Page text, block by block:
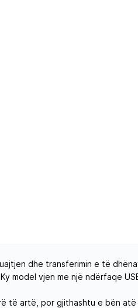
dhe transferimin e të
model vjen me një ndërfaqe
të artë, por gjithashtu e bën